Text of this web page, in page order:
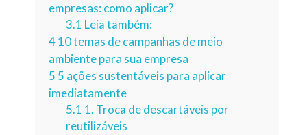
empresas: como aplicar?
3.1 Leia também:
410 temas de campanhas de meio
ambiente para sua empresa
5 5 ações sustentáveis para aplicar
imediatamente
5.1 1. Troca de descartáveis por
reutilizáveis